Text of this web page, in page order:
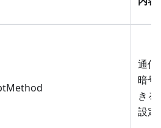
通信
暗号
きる
設定